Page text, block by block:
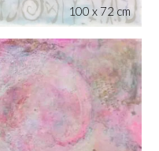
100 x 72 cm